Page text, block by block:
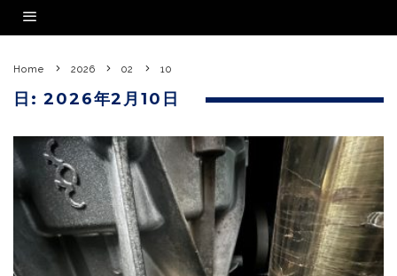
Home 2026 02 10
日:2026年2月10日